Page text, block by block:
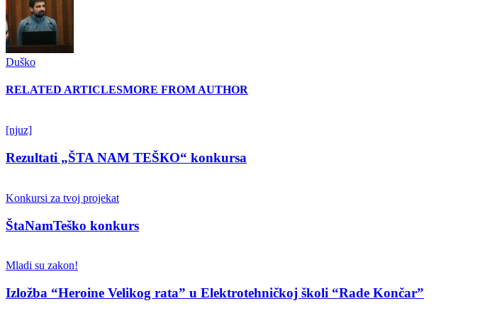
Duško
RELATED ARTICLESMORE FROM AUTHOR
[njuz]
Rezultati „ŠTA NAM TEŠКO“ konkursa
Konkursi za tvoj projekat
ŠtaNamTeško konkurs
Mladi su zakon!
Izložba “Heroine Velikog rata” u Elektrotehničkoj školi “Rade Končar”